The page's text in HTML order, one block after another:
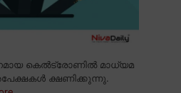
കെൽട്രോണിൽ മാധ്യമ
ക്ഷണിക്കുന്നു.